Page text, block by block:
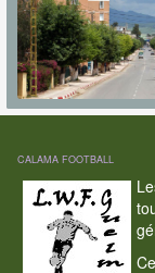
CALAMA FOOTBALL